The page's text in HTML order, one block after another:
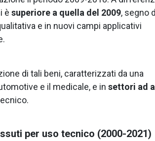
è superiore a quella del 2009, segno
e in nuovi campi applicativi
di tali beni, caratterizzati da una
e il medicale, e in settori ad
per uso tecnico (2000-2021)